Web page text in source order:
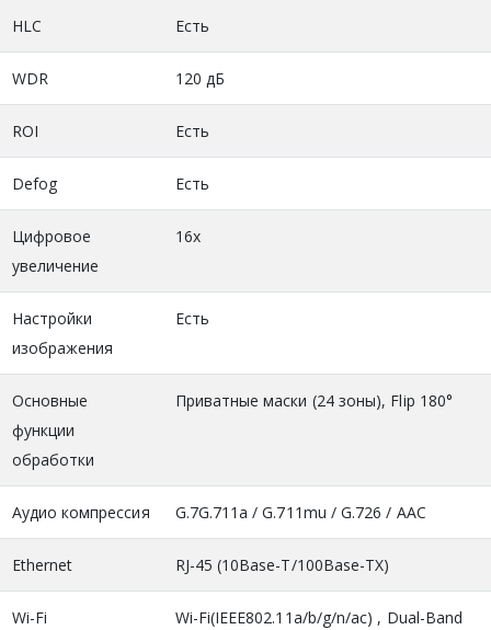
HLC Есть
WDR 120 дБ
ROI Есть
Defog Есть
Цифровое
увеличение
16х
Настройки
изображения
Есть
Основные
функции
обработки
Приватные маски (24 зоны), Flip 180°
Аудио компрессия G.7G.711a / G.711mu / G.726 / AAC
Ethernet RJ-45 (10Base-T/100Base-TX)
Wi-Fi
Wi-Fi(IEEE802.11a/b/g/n/ac) , Dual-Band